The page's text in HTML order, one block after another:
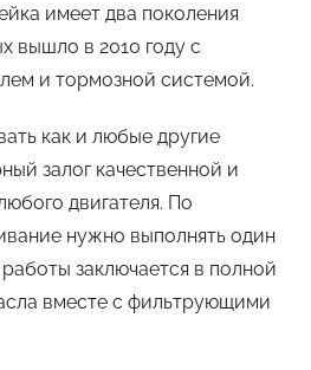
имеет два поколения
вышло в 2010 году с
и тормозной системой.
как и любые другие
залог качественной и
двигателя. По
нужно выполнять один
заключается в полной
вместе с фильтрующими